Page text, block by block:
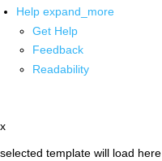
Help expand_more
Get Help
Feedback
Readability
x
selected template will load here